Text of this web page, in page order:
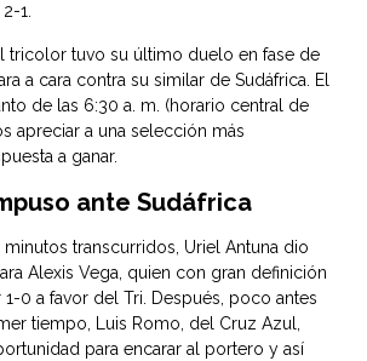
1.
tricolor tuvo su último duelo en fase de
a cara contra su similar de Sudáfrica. El
de las 6:30 a. m. (horario central de
apreciar a una selección más
a ganar.
ante Sudáfrica
transcurridos, Uriel Antuna dio
Alexis Vega, quien con gran definición
0 a favor del Tri. Después, poco antes
tiempo, Luis Romo, del Cruz Azul,
para encarar al portero y así